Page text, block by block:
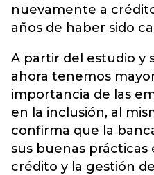
nuevamente a
años de haber sido
A partir del estudio y
ahora tenemos
importancia de las
en la inclusión, al
confirma que la
sus buenas
crédito y la gestión